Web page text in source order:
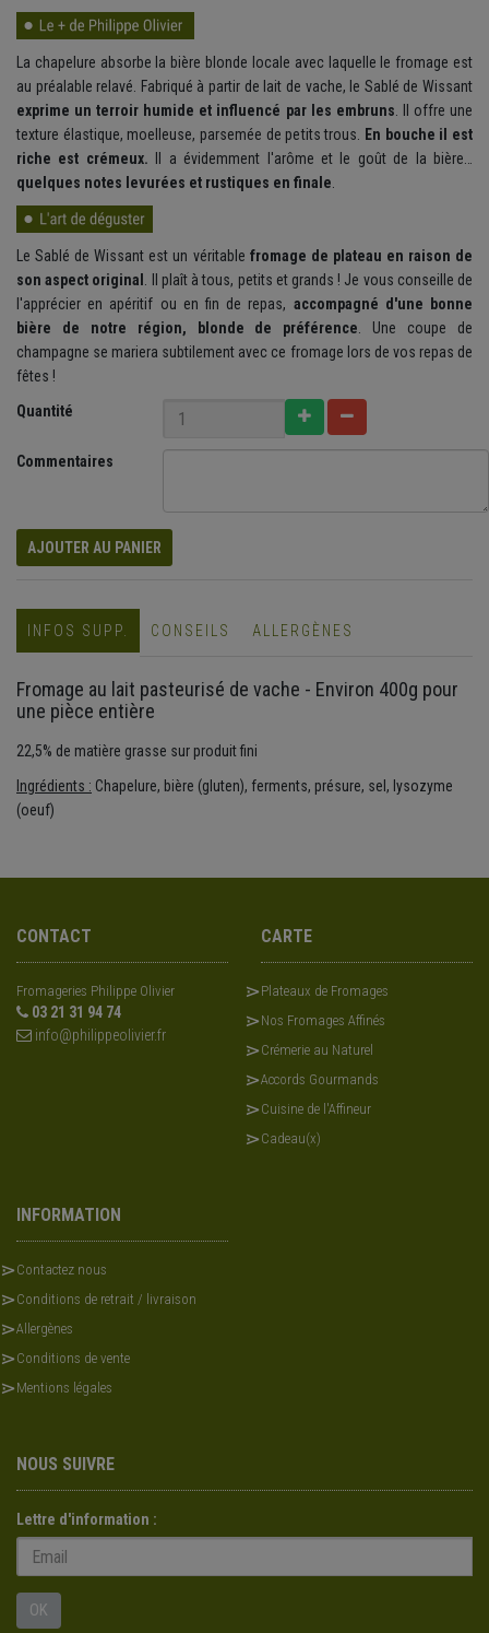
La chapelure absorbe la bière blonde locale avec laquelle le fromage est
au préalable relavé. Fabriqué à partir de lait de vache, le Sablé de Wissant
exprime un terroir humide et influencé par les embruns. Il offre une
texture élastique, moelleuse, parsemée de petits trous. En bouche il est
riche est crémeux. Il a évidemment l'arôme et le goût de la bière…
quelques notes levurées et rustiques en finale.
Le Sablé de Wissant est un véritable fromage de plateau en raison de
son aspect original . Il plaît à tous, petits et grands ! Je vous conseille de
l'apprécier en apéritif ou en fin de repas, accompagné d'une bonne
bière de notre région, blonde de préférence. Une coupe de
champagne se mariera subtilement avec ce fromage lors de vos repas de
fêtes !
Quantité
Commentaires
AJOUTER AU PANIER
INFOS SUPP. CONSEILS ALLERGÈNES
Fromage au lait pasteurisé de vache - Environ 400g pour
une pièce entière
22,5% de matière grasse sur produit fini
Ingrédients : Chapelure, bière (gluten), ferments, présure, sel, lysozyme
(oeuf)
CONTACT
Fromageries Philippe Olivier
03 21 31 94 74
info@philippeolivier.fr
CARTE
Plateaux de Fromages
Nos Fromages Affinés
Crémerie au Naturel
Accords Gourmands
Cuisine de l'Affineur
Cadeau(x)
INFORMATION
Contactez nous
Conditions de retrait / livraison
Allergènes
Conditions de vente
Mentions légales
NOUS SUIVRE
Lettre d'information :
OK